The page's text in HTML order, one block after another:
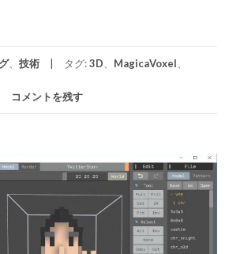
、 技術 タグ:3D MagicaVoxel
コメントを残す